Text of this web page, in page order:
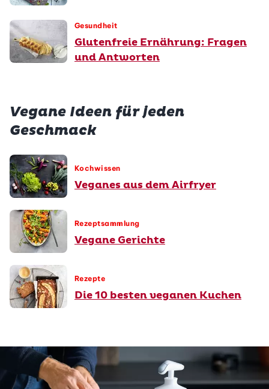
Gesundheit
Glutenfreie Ernährung: Fragen
und Antworten
Vegane Ideen für jeden
Geschmack
Kochwissen
Veganes aus dem Airfryer
Rezeptsammlung
Vegane Gerichte
Rezepte
Die 10 besten veganen Kuchen